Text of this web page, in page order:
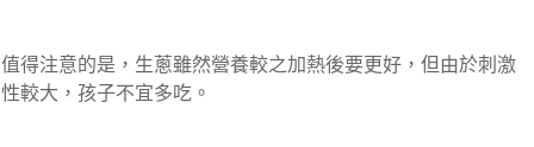
值得注意的是，生蔥雖然營養較之加熱後要更好，但由於刺激
性較大，孩子不宜多吃。